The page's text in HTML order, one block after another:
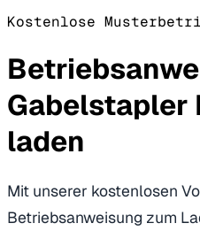
Kostenlose
Gabelstapler
laden
Mit unserer kostenlosen
Betriebsanweisung zum